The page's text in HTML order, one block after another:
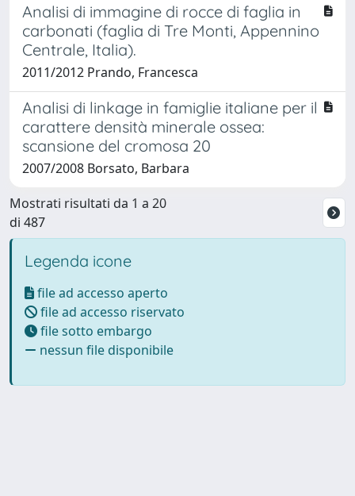
Analisi di immagine di rocce di faglia in
carbonati (faglia di Tre Monti, Appennino
Centrale, Italia).
2011/2012 Prando, Francesca
Analisi di linkage in famiglie italiane per il
carattere densità minerale ossea:
scansione del cromosa 20
2007/2008 Borsato, Barbara
Mostrati risultati da 1 a 20
di 487
Legenda icone
file ad accesso aperto
file ad accesso riservato
file sotto embargo
nessun file disponibile